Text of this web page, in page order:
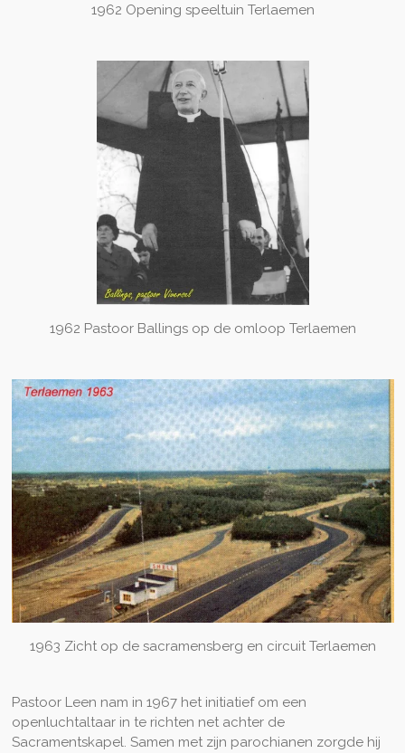
1962 Opening speeltuin Terlaemen
1962 Pastoor Ballings op de omloop Terlaemen
1963 Zicht op de sacramensberg en circuit Terlaemen
Pastoor Leen nam in 1967 het initiatief om een
openluchtaltaar in te richten net achter de
Sacramentskapel. Samen met zijn parochianen zorgde hij